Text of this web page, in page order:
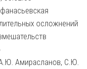
осложнений
Амирасланов, С.Ю.